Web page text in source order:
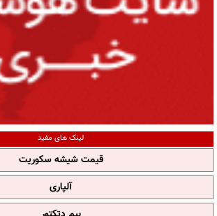
لینک های مفید
قیمت شیشه سکوریت
آلپاری